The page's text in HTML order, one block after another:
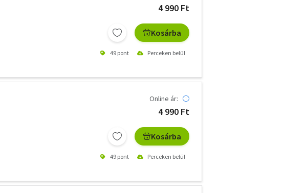
4 990 Ft
Kosárba
49 pont Perceken belül
Online ár:
4 990 Ft
Kosárba
49 pont Perceken belül